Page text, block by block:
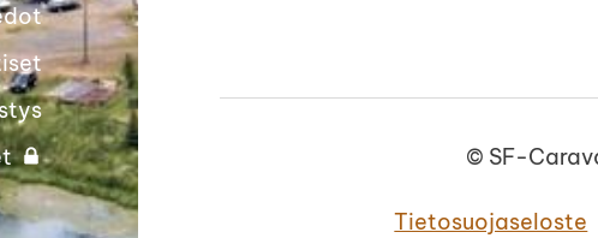
© SF-
Tietosuojaseloste